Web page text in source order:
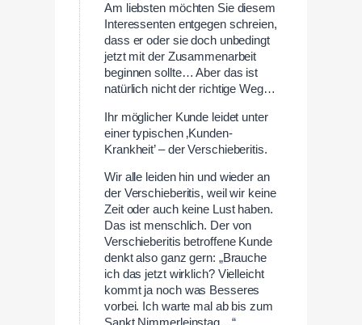
Am liebsten möchten Sie diesem
Interessenten entgegen schreien,
dass er oder sie doch unbedingt
jetzt mit der Zusammenarbeit
beginnen sollte… Aber das ist
natürlich nicht der richtige Weg…
Ihr möglicher Kunde leidet unter
einer typischen ‚Kunden-
Krankheit’ – der Verschieberitis.
Wir alle leiden hin und wieder an
der Verschieberitis, weil wir keine
Zeit oder auch keine Lust haben.
Das ist menschlich. Der von
Verschieberitis betroffene Kunde
denkt also ganz gern: „Brauche
ich das jetzt wirklich? Vielleicht
kommt ja noch was Besseres
vorbei. Ich warte mal ab bis zum